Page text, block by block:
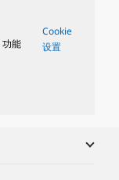
功能
Cookie
设置